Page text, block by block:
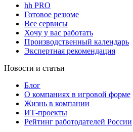
hh PRO
Готовое резюме
Все сервисы
Хочу у вас работать
Производственный календарь
Экспертная рекомендация
Новости и статьи
Блог
О компаниях в игровой форме
Жизнь в компании
ИТ-проекты
Рейтинг работодателей России